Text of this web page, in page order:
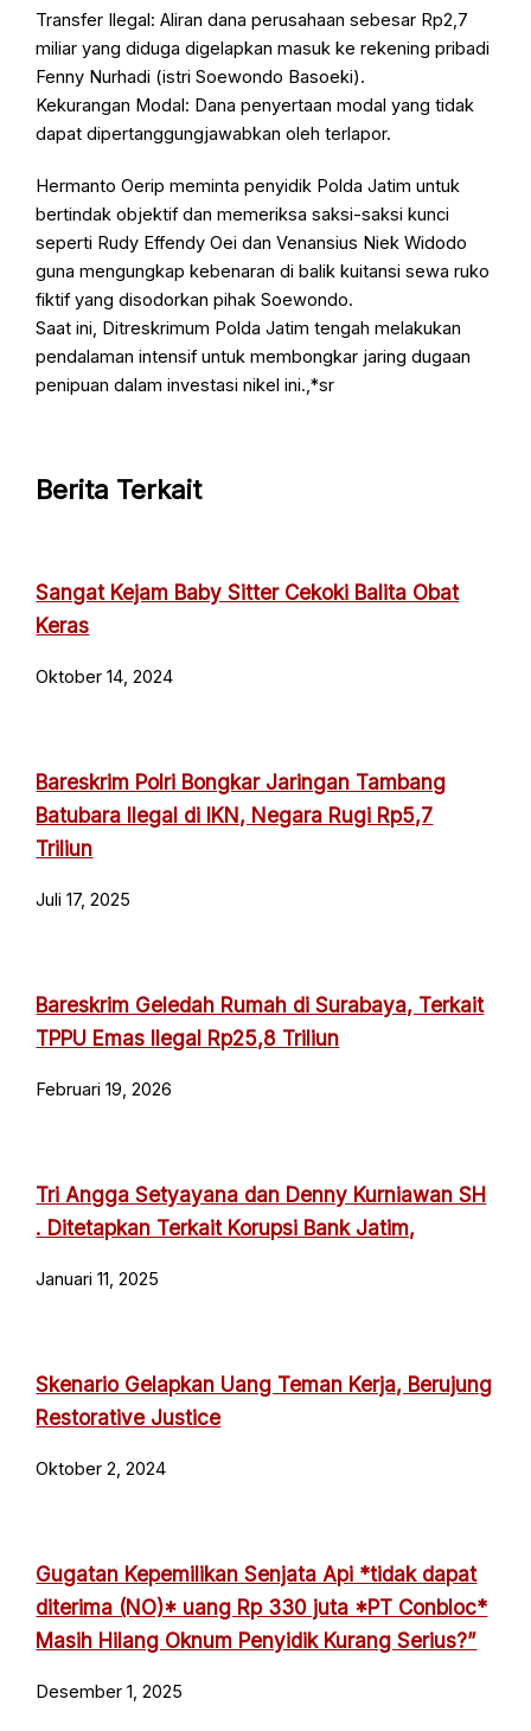
Transfer Ilegal: Aliran dana perusahaan sebesar Rp2,7
miliar yang diduga digelapkan masuk ke rekening pribadi
Fenny Nurhadi (istri Soewondo Basoeki).
Kekurangan Modal: Dana penyertaan modal yang tidak
dapat dipertanggungjawabkan oleh terlapor.
Hermanto Oerip meminta penyidik Polda Jatim untuk
bertindak objektif dan memeriksa saksi-saksi kunci
seperti Rudy Effendy Oei dan Venansius Niek Widodo
guna mengungkap kebenaran di balik kuitansi sewa ruko
fiktif yang disodorkan pihak Soewondo.
Saat ini, Ditreskrimum Polda Jatim tengah melakukan
pendalaman intensif untuk membongkar jaring dugaan
penipuan dalam investasi nikel ini.,*sr
Berita Terkait
Sangat Kejam Baby Sitter Cekoki Balita Obat
Keras
Oktober 14, 2024
Bareskrim Polri Bongkar Jaringan Tambang
Batubara Ilegal di IKN, Negara Rugi Rp5,7
Triliun
Juli 17, 2025
Bareskrim Geledah Rumah di Surabaya, Terkait
TPPU Emas Ilegal Rp25,8 Triliun
Februari 19, 2026
Tri Angga Setyayana dan Denny Kurniawan SH
. Ditetapkan Terkait Korupsi Bank Jatim,
Januari 11, 2025
Skenario Gelapkan Uang Teman Kerja, Berujung
Restorative Justice
Oktober 2, 2024
Gugatan Kepemilikan Senjata Api *tidak dapat
diterima (NO)* uang Rp 330 juta *PT Conbloc*
Masih Hilang Oknum Penyidik Kurang Serius?”
Desember 1, 2025